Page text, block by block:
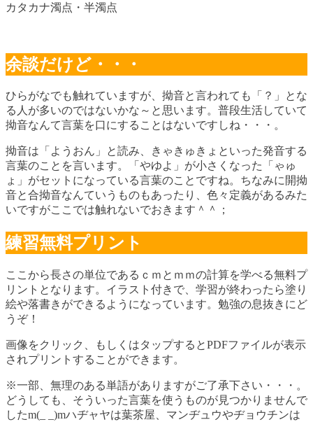
カタカナ濁点・半濁点
余談だけど・・・
ひらがなでも触れていますが、拗音と言われても「？」とな
る人が多いのではないかな～と思います。普段生活していて
拗音なんて言葉を口にすることはないですしね・・・。
拗音は「ようおん」と読み、きゃきゅきょといった発音する
言葉のことを言います。「やゆよ」が小さくなった「ゃゅ
ょ」がセットになっている言葉のことですね。ちなみに開拗
音と合拗音なんていうものもあったり、色々定義があるみた
いですがここでは触れないでおきます＾＾；
練習無料プリント
ここから長さの単位であるｃｍとｍｍの計算を学べる無料プ
リントとなります。イラスト付きで、学習が終わったら塗り
絵や落書きができるようになっています。勉強の息抜きにど
うぞ！
画像をクリック、もしくはタップするとPDFファイルが表示
されプリントすることができます。
※一部、無理のある単語がありますがご了承下さい・・・。
どうしても、そういった言葉を使うものが見つかりませんで
したm(_ _)mハヂャヤは葉茶屋、マンヂュウやヂョウチンは